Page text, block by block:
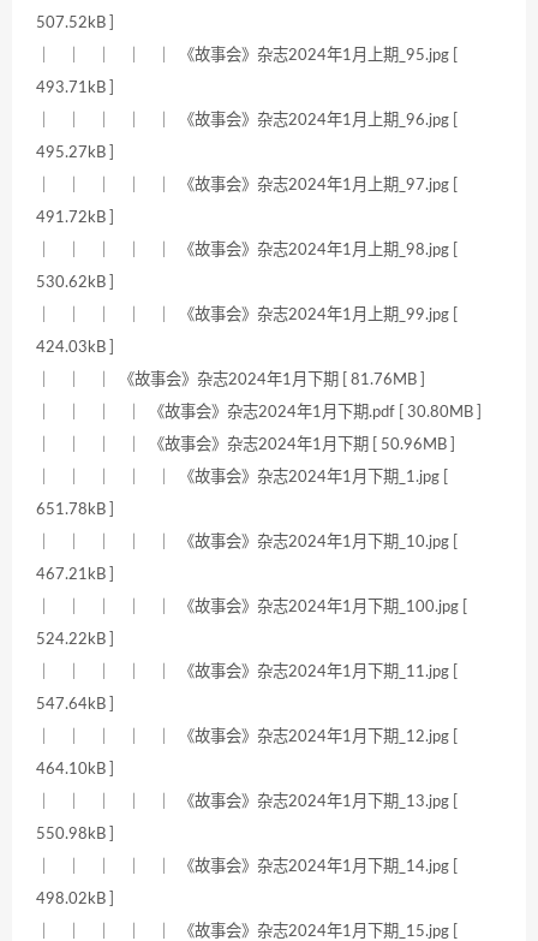
507.52kB ]
｜ ｜ ｜ ｜ ｜ 《故事会》杂志2024年1月上期_95.jpg [
493.71kB ]
｜ ｜ ｜ ｜ ｜ 《故事会》杂志2024年1月上期_96.jpg [
495.27kB ]
｜ ｜ ｜ ｜ ｜ 《故事会》杂志2024年1月上期_97.jpg [
491.72kB ]
｜ ｜ ｜ ｜ ｜ 《故事会》杂志2024年1月上期_98.jpg [
530.62kB ]
｜ ｜ ｜ ｜ ｜ 《故事会》杂志2024年1月上期_99.jpg [
424.03kB ]
｜ ｜ ｜ 《故事会》杂志2024年1月下期 [ 81.76MB ]
｜ ｜ ｜ ｜ 《故事会》杂志2024年1月下期.pdf [ 30.80MB ]
｜ ｜ ｜ ｜ 《故事会》杂志2024年1月下期 [ 50.96MB ]
｜ ｜ ｜ ｜ ｜ 《故事会》杂志2024年1月下期_1.jpg [
651.78kB ]
｜ ｜ ｜ ｜ ｜ 《故事会》杂志2024年1月下期_10.jpg [
467.21kB ]
｜ ｜ ｜ ｜ ｜ 《故事会》杂志2024年1月下期_100.jpg [
524.22kB ]
｜ ｜ ｜ ｜ ｜ 《故事会》杂志2024年1月下期_11.jpg [
547.64kB ]
｜ ｜ ｜ ｜ ｜ 《故事会》杂志2024年1月下期_12.jpg [
464.10kB ]
｜ ｜ ｜ ｜ ｜ 《故事会》杂志2024年1月下期_13.jpg [
550.98kB ]
｜ ｜ ｜ ｜ ｜ 《故事会》杂志2024年1月下期_14.jpg [
498.02kB ]
｜ ｜ ｜ ｜ ｜ 《故事会》杂志2024年1月下期_15.jpg [